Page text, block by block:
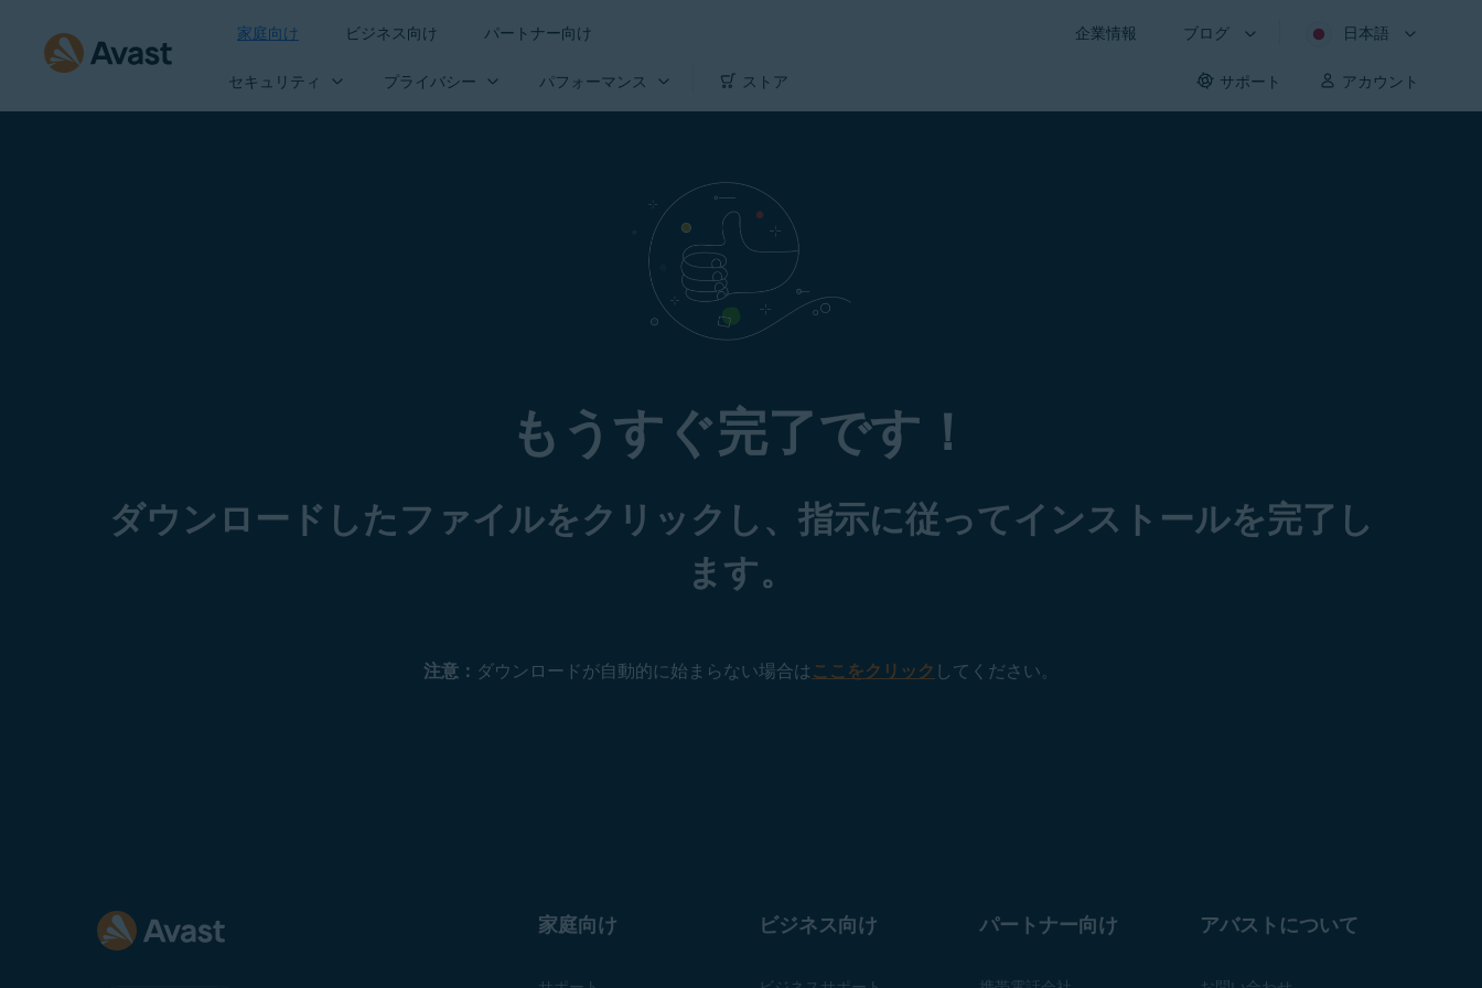
家庭向け ビジネス向け パートナー向け 企業情報 ブログ 日本語
セキュリティ プライバシー パフォーマンス ストア サポート アカウント
もうすぐ完了です！
ダウンロードしたファイルをクリックし、指示に従ってインストールを完了し
ます。
注意： ダウンロードが自動的に始まらない場合はここをクリック してください。
家庭向け ビジネス向け パートナー向け アバストについて